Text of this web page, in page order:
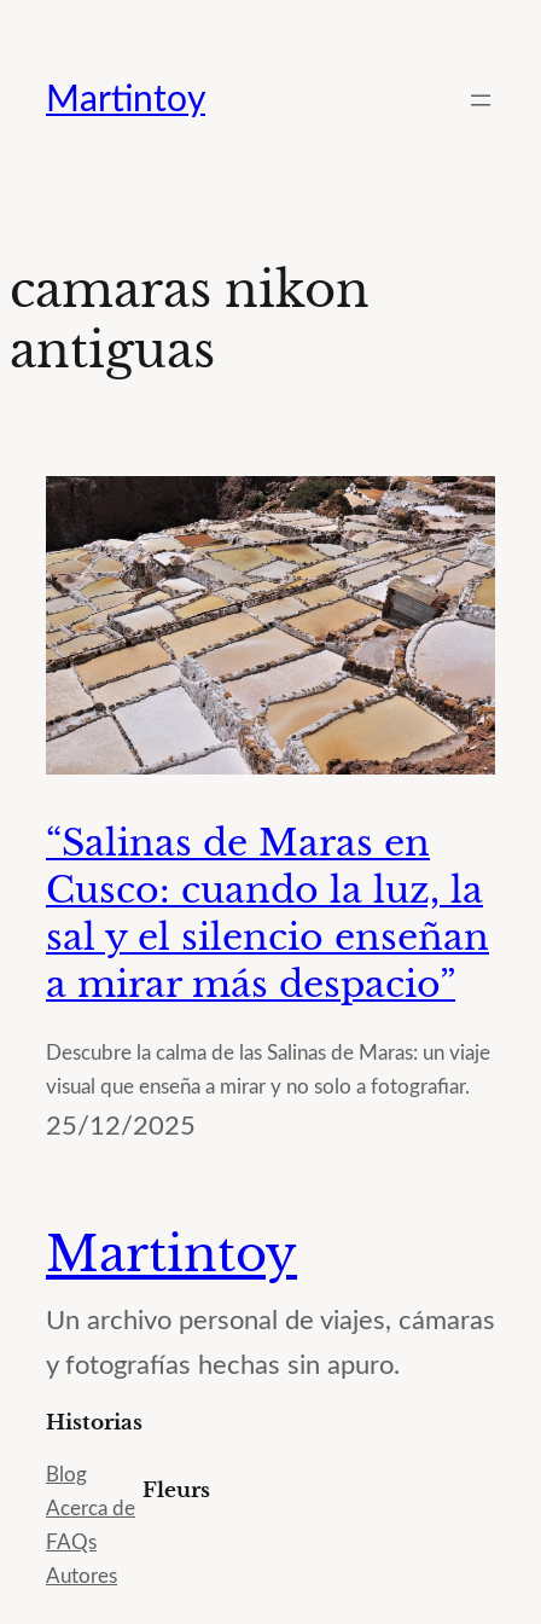
contenido
Martintoy
camaras nikon
antiguas
“Salinas de Maras en
Cusco: cuando la luz, la
sal y el silencio enseñan
a mirar más despacio”
Descubre la calma de las Salinas de Maras: un viaje
visual que enseña a mirar y no solo a fotografiar.
25/12/2025
Martintoy
Un archivo personal de viajes, cámaras
y fotografías hechas sin apuro.
Historias
Blog
Acerca de
FAQs
Autores
Fleurs